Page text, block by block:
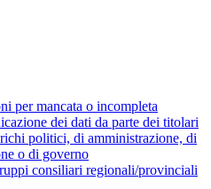
per mancata o incompleta
dei dati da parte dei titolari
politici, di amministrazione, di
o di governo
consiliari regionali/provinciali